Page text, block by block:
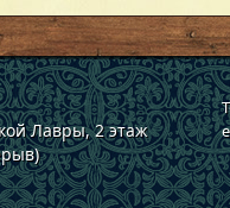
Лавры, 2 этаж